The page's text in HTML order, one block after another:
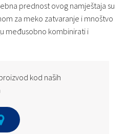
prednost ovog namještaja su
za meko zatvaranje i mnoštvo
međusobno kombinirati i
kod naših